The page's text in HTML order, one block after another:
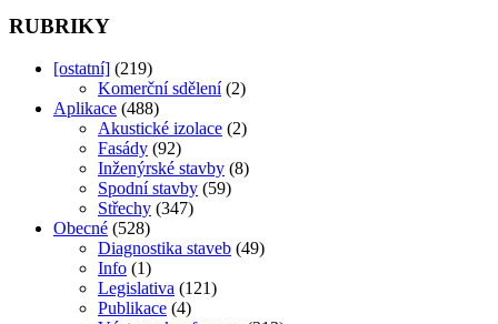
RUBRIKY
[ostatní] (219)
Komerční sdělení (2)
Aplikace (488)
Akustické izolace (2)
Fasády (92)
Inženýrské stavby (8)
Spodní stavby (59)
Střechy (347)
Obecné (528)
Diagnostika staveb (49)
Info (1)
Legislativa (121)
Publikace (4)